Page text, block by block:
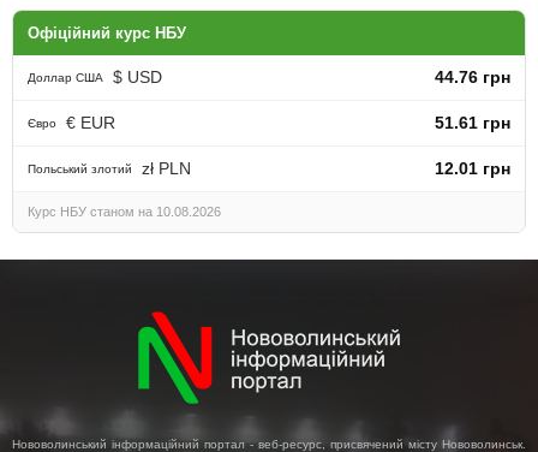
Офіційний курс НБУ
Доллар США $ USD 44.76 грн
Євро € EUR 51.61 грн
Польський злотий zł PLN 12.01 грн
Курс НБУ станом на 10.08.2026
Нововолинський інформаційний портал - веб-ресурс, присвячений місту Нововолинськ.